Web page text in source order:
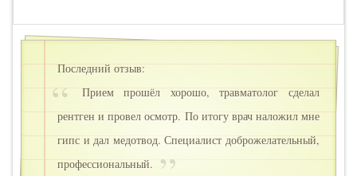
Последний отзыв:
Прием прошёл хорошо, травматолог сделал
рентген и провел осмотр. По итогу врач наложил мне
гипс и дал медотвод. Специалист доброжелательный,
профессиональный.